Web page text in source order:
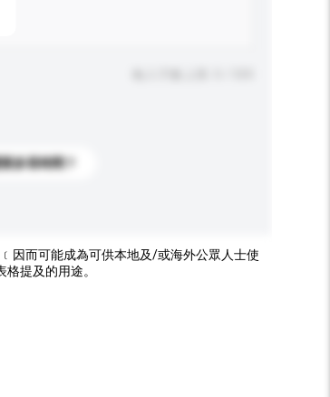
多長時間？
因而可能成為可供本地及/或海外公眾人士使
提及的用途。